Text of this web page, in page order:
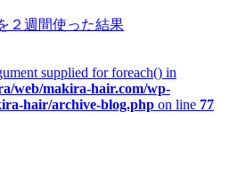
２週間使った結果
supplied for foreach() in
web/makira-hair.com/wp-
hair/archive-blog.php on line 77